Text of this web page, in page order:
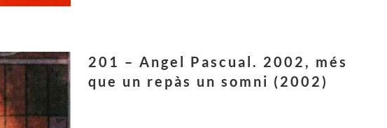
201 – Angel Pascual. 2002, més
que un repàs un somni (2002)